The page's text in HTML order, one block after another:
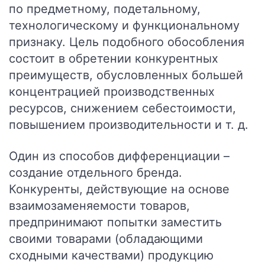
по предметному, подетальному,
технологическому и функциональному
признаку. Цель подобного обособления
состоит в обретении конкурентных
преимуществ, обусловленных большей
концентрацией производственных
ресурсов, снижением себестоимости,
повышением производительности и т. д.
Один из способов дифференциации –
создание отдельного бренда.
Конкуренты, действующие на основе
взаимозаменяемости товаров,
предпринимают попытки заместить
своими товарами (обладающими
сходными качествами) продукцию